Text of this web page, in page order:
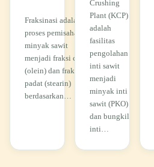
Fraksinasi adalah
proses pemisahan
minyak sawit
menjadi fraksi cair
(olein) dan fraksi
padat (stearin)
berdasarkan…
Crushing
Plant (KCP)
adalah
fasilitas
pengolahan
inti sawit
menjadi
minyak inti
sawit (PKO)
dan bungkil
inti…